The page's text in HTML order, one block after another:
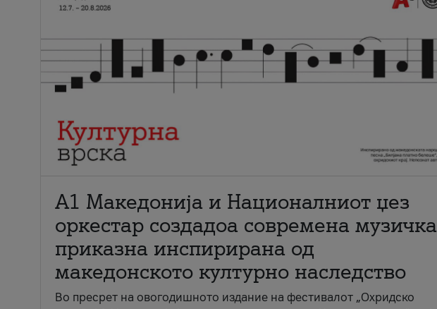
А1 Македонија и Националниот џез
оркестар создадоа современа музичка
приказна инспирирана од
македонското културно наследство
Во пресрет на овогодишното издание на фестивалот „Охридско